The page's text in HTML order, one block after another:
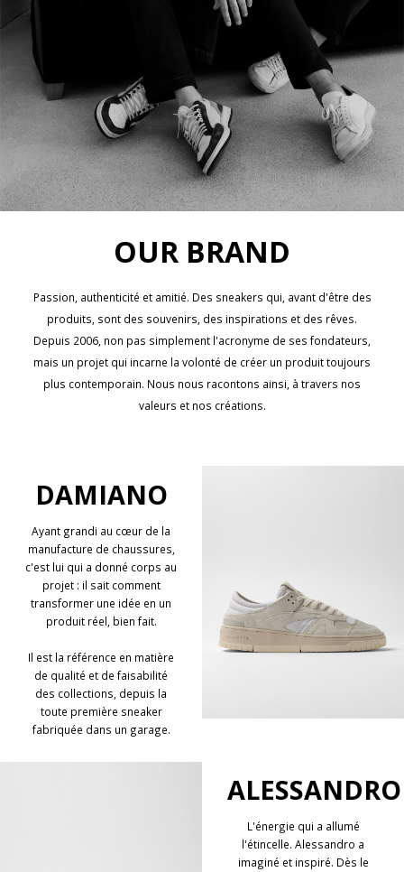
OUR BRAND
Passion, authenticité et amitié. Des sneakers qui, avant d'être des
produits, sont des souvenirs, des inspirations et des rêves.
Depuis 2006, non pas simplement l'acronyme de ses fondateurs,
mais un projet qui incarne la volonté de créer un produit toujours
plus contemporain. Nous nous racontons ainsi, à travers nos
valeurs et nos créations.
DAMIANO
Ayant grandi au cœur de la
manufacture de chaussures,
c'est lui qui a donné corps au
projet : il sait comment
transformer une idée en un
produit réel, bien fait.
Il est la référence en matière
de qualité et de faisabilité
des collections, depuis la
toute première sneaker
fabriquée dans un garage.
ALESSANDRO
L'énergie qui a allumé
l'étincelle. Alessandro a
imaginé et inspiré. Dès le